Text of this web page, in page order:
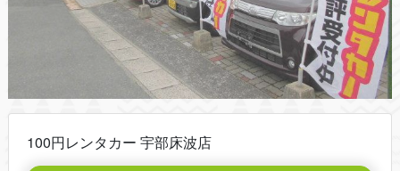
100円レンタカー 宇部床波店